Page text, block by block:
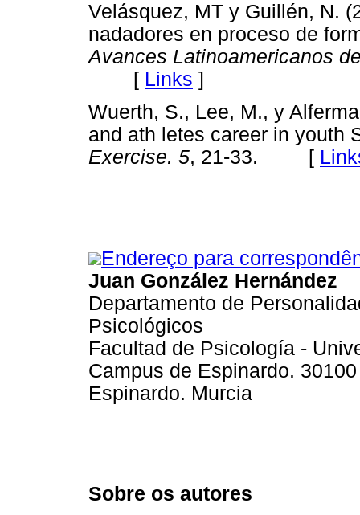
Velásquez, MT y Guillén, N.
nadadores en proceso de
Avances Latinoamericanos
[ Links ]
Wuerth, S., Lee, M., y
and ath letes career in youth
Exercise. 5, 21-33. [
Endereço para
Juan González Hernández
Departamento de
Psicológicos
Facultad de Psicología -
Campus de Espinardo. 30100
Espinardo. Murcia
Sobre os autores